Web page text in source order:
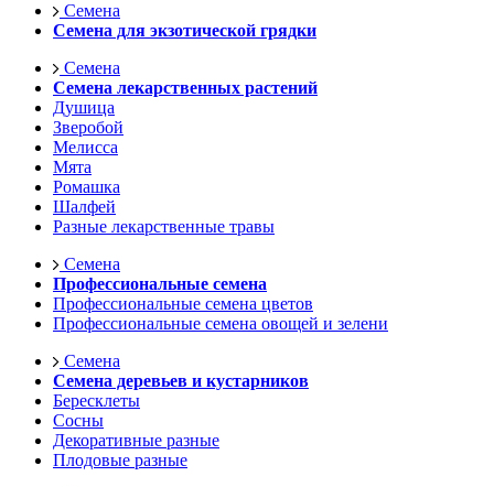
Семена
Семена для экзотической грядки
Семена
Семена лекарственных растений
Душица
Зверобой
Мелисса
Мята
Ромашка
Шалфей
Разные лекарственные травы
Семена
Профессиональные семена
Профессиональные семена цветов
Профессиональные семена овощей и зелени
Семена
Семена деревьев и кустарников
Бересклеты
Сосны
Декоративные разные
Плодовые разные